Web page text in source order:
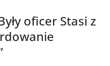
oficer Stasi z